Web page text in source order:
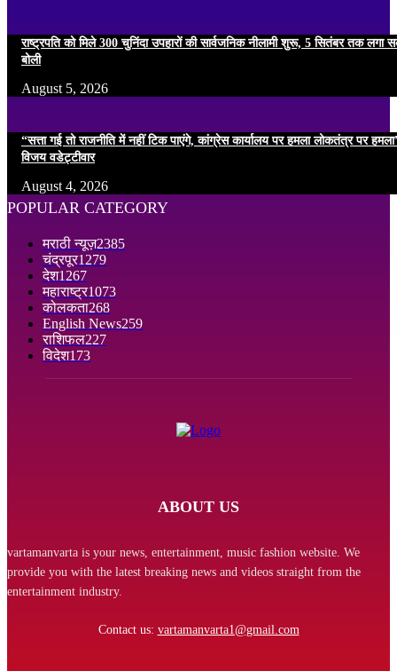
राष्ट्रपति को मिले 300 चुनिंदा उपहारों की सार्वजनिक नीलामी शुरू, 5 सितंबर तक लगा
बोली
August 5, 2026
“सत्ता गई तो राजनीति में नहीं टिक पाएंगे, कांग्रेस कार्यालय पर हमला लोकतंत्र पर
विजय वडेट्टीवार
August 4, 2026
POPULAR CATEGORY
मराठी न्यूज़2385
चंद्रपूर1279
देश1267
महाराष्ट्र1073
कोलकता268
English News259
राशिफल227
विदेश173
ABOUT US
vartamanvarta is your news, entertainment, music fashion website. We
provide you with the latest breaking news and videos straight from the
entertainment industry.
Contact us: vartamanvarta1@gmail.com